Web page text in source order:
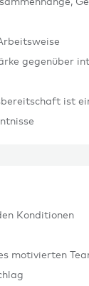
gegenüber
ist
Konditionen
motivierten